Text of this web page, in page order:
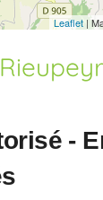
Leaflet |
-